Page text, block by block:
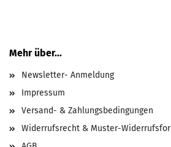
Mehr über...
Newsletter- Anmeldung
Impressum
Versand- & Zahlungsbedingungen
Widerrufsrecht & Muster-